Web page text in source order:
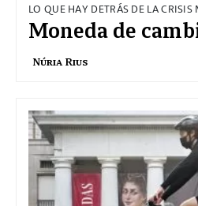
LO QUE HAY DETRÁS DE LA
Moneda de
Núria Rius